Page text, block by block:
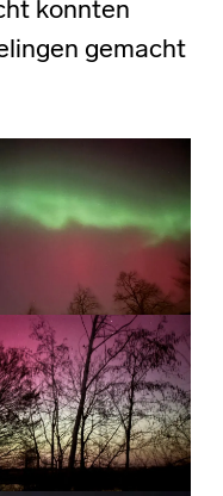
konnten
gemacht